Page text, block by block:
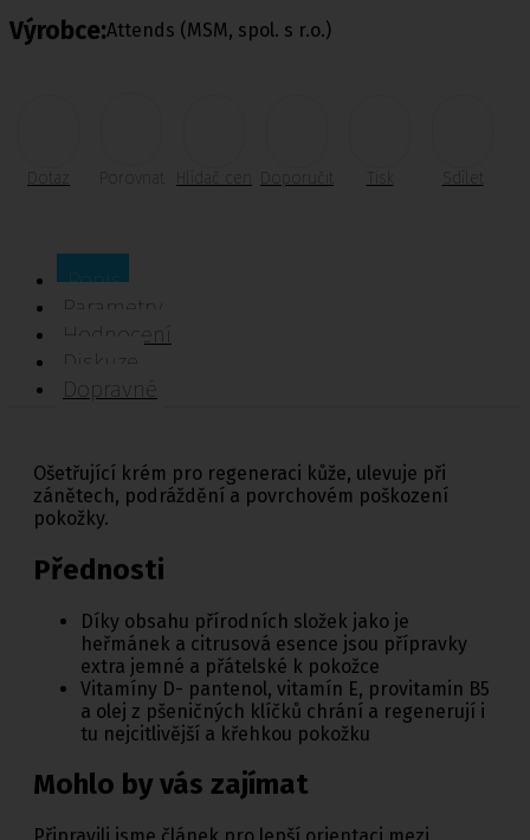
Výrobce:Attends (MSM, spol. s r.o.)
Dotaz Porovnat Doporučit Tisk Sdílet
Popis
Parametry
Hodnocení
Diskuze
Dopravné
Ošetřující krém pro regeneraci kůže, ulevuje při
zánětech, podráždění a povrchovém poškození
pokožky.
Přednosti
Díky obsahu přírodních složek jako je
heřmánek a citrusová esence jsou přípravky
extra jemné a přátelské k pokožce
Vitamíny D- pantenol, vitamín E, provitamin B5
a olej z pšeničných klíčků chrání a regenerují i
tu nejcitlivější a křehkou pokožku
Mohlo by vás zajímat